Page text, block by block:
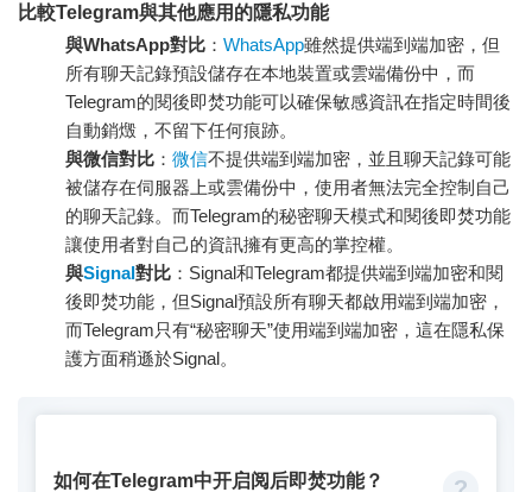
比較Telegram與其他應用的隱私功能
與WhatsApp對比 ： WhatsApp雖然提供端到端加密，但
所有聊天記錄預設儲存在本地裝置或雲端備份中，而
Telegram的閱後即焚功能可以確保敏感資訊在指定時間後
自動銷燬，不留下任何痕跡。
與微信對比 ： 微信不提供端到端加密，並且聊天記錄可能
被儲存在伺服器上或雲備份中，使用者無法完全控制自己
的聊天記錄。而Telegram的秘密聊天模式和閱後即焚功能
讓使用者對自己的資訊擁有更高的掌控權。
與Signal對比 ：Signal和Telegram都提供端到端加密和閱
後即焚功能，但Signal預設所有聊天都啟用端到端加密，
而Telegram只有“秘密聊天”使用端到端加密，這在隱私保
護方面稍遜於Signal。
如何在Telegram中开启阅后即焚功能？